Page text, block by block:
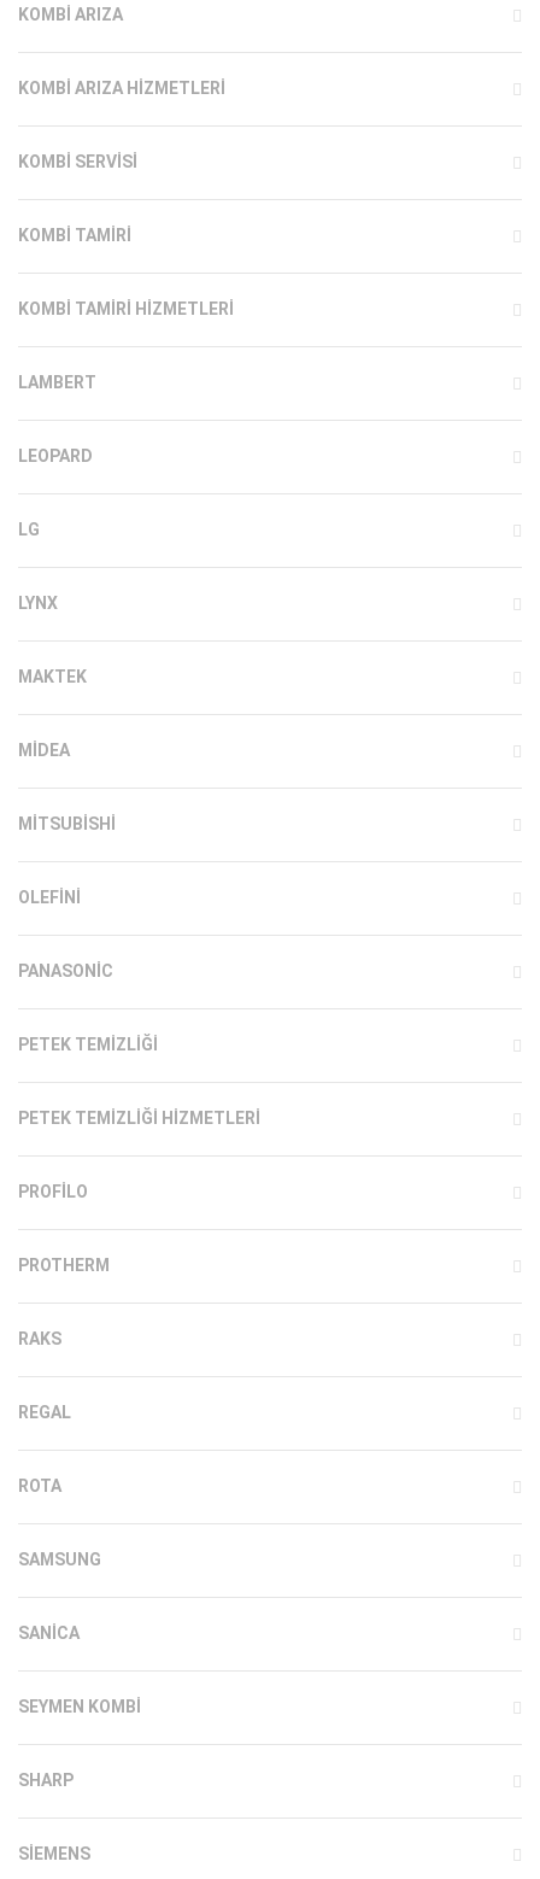
KOMBI ARIZA
KOMBI ARIZA HIZMETLERI
KOMBI SERVISI
KOMBI TAMIRI
KOMBI TAMIRI HIZMETLERI
LAMBERT
LEOPARD
LG
LYNX
MAKTEK
MIDEA
MITSUBISHI
OLEFINI
PANASONIC
PETEK TEMIZLIĞI
PETEK TEMIZLIĞI HIZMETLERI
PROFILO
PROTHERM
RAKS
REGAL
ROTA
SAMSUNG
SANICA
SEYMEN KOMBI
SHARP
SIEMENS